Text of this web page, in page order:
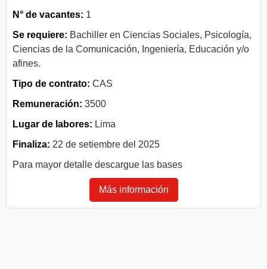
N° de vacantes: 1
Se requiere: Bachiller en Ciencias Sociales, Psicología,
Ciencias de la Comunicación, Ingeniería, Educación y/o
afines.
Tipo de contrato: CAS
Remuneración: 3500
Lugar de labores: Lima
Finaliza: 22 de setiembre del 2025
Para mayor detalle descargue las bases
Más información